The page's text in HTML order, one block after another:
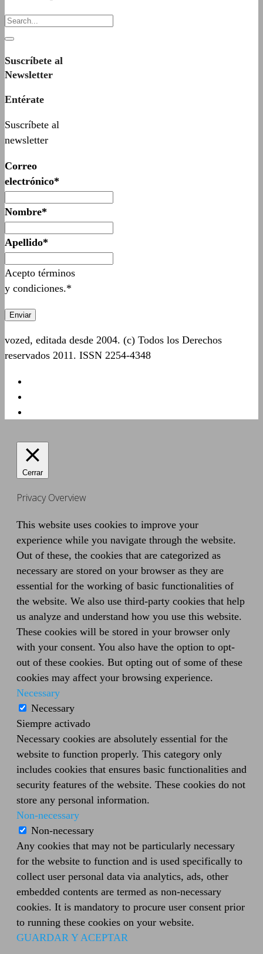
Suscríbete al
Newsletter
Entérate
Suscríbete al
newsletter
Correo
electrónico*
Nombre*
Apellido*
Acepto términos
y condiciones.*
vozed, editada desde 2004. (c) Todos los Derechos
reservados 2011. ISSN 2254-4348
Cerrar
Privacy Overview
This website uses cookies to improve your
experience while you navigate through the website.
Out of these, the cookies that are categorized as
necessary are stored on your browser as they are
essential for the working of basic functionalities of
the website. We also use third-party cookies that help
us analyze and understand how you use this website.
These cookies will be stored in your browser only
with your consent. You also have the option to opt-
out of these cookies. But opting out of some of these
cookies may affect your browsing experience.
Necessary
Necessary
Siempre activado
Necessary cookies are absolutely essential for the
website to function properly. This category only
includes cookies that ensures basic functionalities and
security features of the website. These cookies do not
store any personal information.
Non-necessary
Non-necessary
Any cookies that may not be particularly necessary
for the website to function and is used specifically to
collect user personal data via analytics, ads, other
embedded contents are termed as non-necessary
cookies. It is mandatory to procure user consent prior
to running these cookies on your website.
GUARDAR Y ACEPTAR